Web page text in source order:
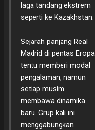
laga tandang ekstrem
seperti ke Kazakhstan.
Sejarah panjang Real
Madrid di pentas Eropa
tentu memberi modal
pengalaman, namun
setiap musim
membawa dinamika
baru. Grup kali ini
menggabungkan